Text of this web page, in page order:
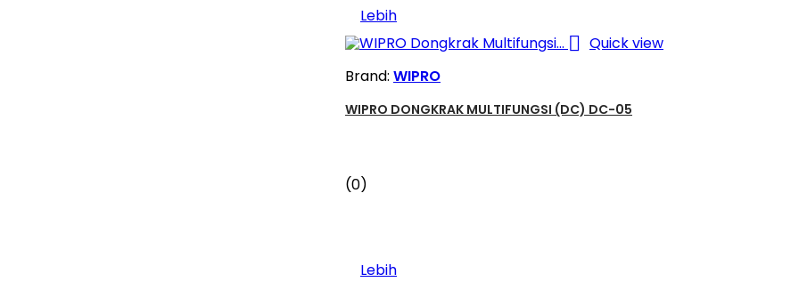
Lebih
 Quick view
Brand: WIPRO
WIPRO DONGKRAK MULTIFUNGSI (DC) DC-05
(0)
Lebih